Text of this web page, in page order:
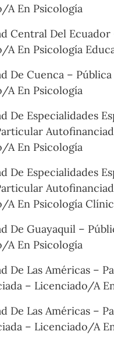
A En Psicología
Central Del Ecuador
A En Psicología
De Cuenca – Pública
A En Psicología
De Especialidades
A En Psicología
De Especialidades
A En Psicología
De Guayaquil –
A En Psicología
De Las Américas –
– Licenciado/A
De Las Américas –
– Licenciado/A